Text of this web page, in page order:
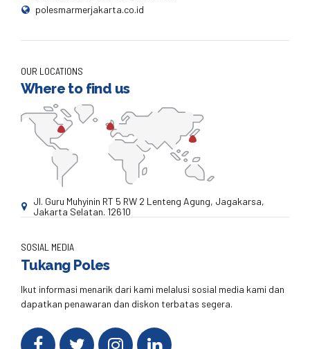
polesmarmerjakarta.co.id
OUR LOCATIONS
Where to find us
Jl. Guru Muhyinin RT 5 RW 2 Lenteng Agung, Jagakarsa,
Jakarta Selatan. 12610
SOSIAL MEDIA
Tukang Poles
Ikut informasi menarik dari kami melalusi sosial media kami dan
dapatkan penawaran dan diskon terbatas segera.